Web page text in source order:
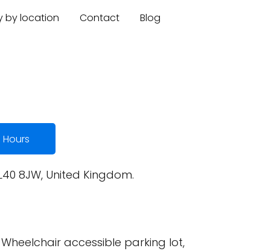
by location Contact Blog
Hours
8JW, United Kingdom.
accessible parking lot,